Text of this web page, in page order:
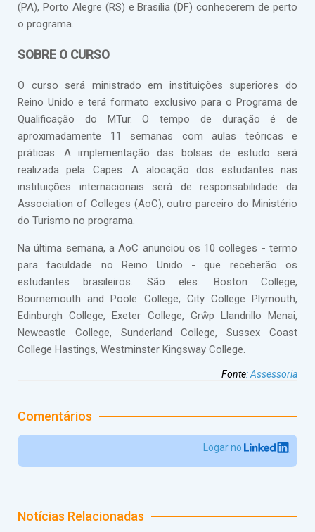
(PA), Porto Alegre (RS) e Brasília (DF) conhecerem de perto
o programa.
SOBRE O CURSO
O curso será ministrado em instituições superiores do
Reino Unido e terá formato exclusivo para o Programa de
Qualificação do MTur. O tempo de duração é de
aproximadamente 11 semanas com aulas teóricas e
práticas. A implementação das bolsas de estudo será
realizada pela Capes. A alocação dos estudantes nas
instituições internacionais será de responsabilidade da
Association of Colleges (AoC), outro parceiro do Ministério
do Turismo no programa.
Na última semana, a AoC anunciou os 10 colleges - termo
para faculdade no Reino Unido - que receberão os
estudantes brasileiros. São eles: Boston College,
Bournemouth and Poole College, City College Plymouth,
Edinburgh College, Exeter College, Grŵp Llandrillo Menai,
Newcastle College, Sunderland College, Sussex Coast
College Hastings, Westminster Kingsway College.
Fonte:Assessoria
Comentários
Logar no
Notícias Relacionadas